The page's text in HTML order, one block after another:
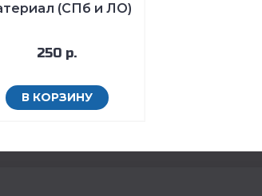
(СПб и ЛО)
250 р.
В КОРЗИНУ